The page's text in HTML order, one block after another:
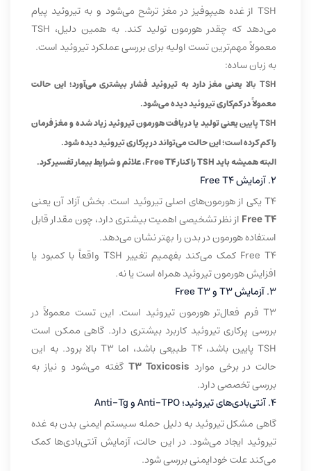
TSH از غده هیپوفیز در مغز ترشح می‌شود و به تیروئید پیام
می‌دهد که چقدر هورمون تولید کند. به همین دلیل، TSH
معمولاً مهم‌ترین تست اولیه برای بررسی عملکرد تیروئید است.
به زبان ساده:
TSH بالا
یعنی مغز دارد به تیروئید فشار بیشتری می‌آورد؛ این حالت
معمولاً در کم‌کاری تیروئید دیده می‌شود.
TSH پایین
یعنی تولید یا دریافت هورمون تیروئید زیاد شده و مغز فرمان
را کم کرده است؛ این حالت می‌تواند در پرکاری تیروئید دیده شود.
البته همیشه باید TSH را کنار Free T4، علائم و شرایط بیمار تفسیر کرد.
۲. آزمایش Free T4
T4 یکی از هورمون‌های اصلی تیروئید است. بخش آزاد آن یعنی
Free T4 از نظر تشخیصی اهمیت بیشتری دارد، چون مقدار قابل
استفاده هورمون در بدن را بهتر نشان می‌دهد.
Free T4 کمک می‌کند بفهمیم تغییر TSH واقعاً با کمبود یا
افزایش هورمون تیروئید همراه است یا نه.
۳. آزمایش T3 و Free T3
T3 فرم فعال‌تر هورمون تیروئید است. این تست معمولاً در
بررسی پرکاری تیروئید کاربرد بیشتری دارد. گاهی ممکن است
TSH پایین باشد، T4 طبیعی باشد، اما T3 بالا برود. به این
حالت در برخی موارد T3 Toxicosis گفته می‌شود و نیاز به
بررسی تخصصی دارد.
۴. آنتی‌بادی‌های تیروئید؛ Anti-TPO و Anti-Tg
گاهی مشکل تیروئید به دلیل حمله سیستم ایمنی بدن به غده
تیروئید ایجاد می‌شود. در این حالت، آزمایش آنتی‌بادی‌ها کمک
می‌کند علت خودایمنی بررسی شود.